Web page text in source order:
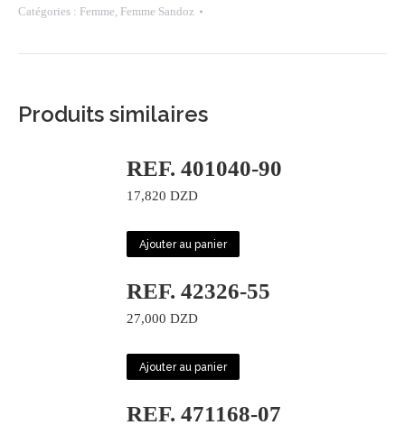
15
Catégories : Femme, Femme Sandoz
Produits similaires
REF. 401040-90
17,820 DZD
Ajouter au panier
REF. 42326-55
27,000 DZD
Ajouter au panier
REF. 471168-07